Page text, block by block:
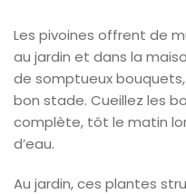
Les pivoines offrent de
au jardin et dans la
de somptueux
bon stade. Cueillez les
complète, tôt le matin
d’eau.
Au jardin, ces plantes